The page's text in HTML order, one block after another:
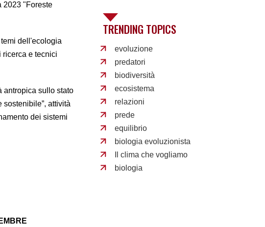
2023 "Foreste
dell'ecologia
ricerca e tecnici
antropica sullo stato
attività
dei sistemi
TRENDING TOPICS
evoluzione
predatori
biodiversità
ecosistema
relazioni
prede
equilibrio
biologia evoluzionista
Il clima che vogliamo
biologia